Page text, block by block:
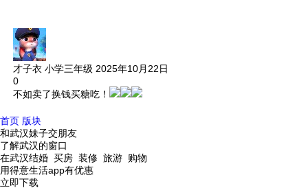
才子衣 小学三年级 2025年10月22日
0
不如卖了换钱买糖吃！
首页 版块
和武汉妹子交朋友
了解武汉的窗口
在武汉结婚 买房 装修 旅游 购物
用得意生活app有优惠
立即下载